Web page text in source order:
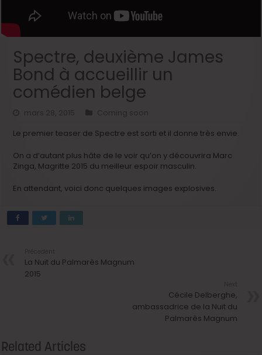
Spectre, deuxième James
Bond à accueillir un
comédien belge
mars 28, 2015
Coming soon
Le premier teaser de Spectre est sorti et il donne très envie.
On a d’autant plus hâte de le voir qu’on y découvrira Marc
Zinga, Magritte 2015 du meilleur espoir masculin.
En attendant, voici donc quelques images explosives.
La Nuit du Palmarès Magnum
2015
Cécile Delberghe,
ambassadrice de la Nuit du
Palmarès Magnum
Related Articles